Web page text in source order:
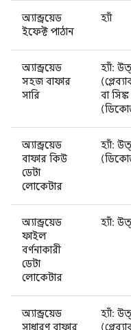
অ্যান্ড্রয়েড
ইফেক্ট পাঠান
হ্যাঁ
অ্যান্ড্রয়েড
সহজ বাফার
সারি
হ্যাঁ:
বা সিঙ্ক
অ্যান্ড্রয়েড
বাফার কিউ
ডেটা
লোকেটার
হ্যাঁ:
অ্যান্ড্রয়েড
ফাইল
বর্ণনাকারী
ডেটা
লোকেটার
হ্যাঁ:
অ্যান্ড্রয়েড
সাধারণ বাফার
হ্যাঁ: